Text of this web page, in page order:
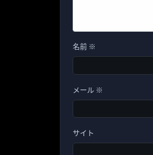
名前 ※
メール ※
サイト